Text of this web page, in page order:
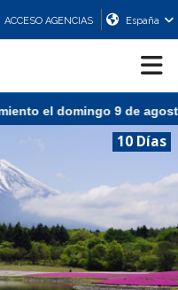
ACCESO AGENCIAS España
el domingo 9 de agosto de
10 Días